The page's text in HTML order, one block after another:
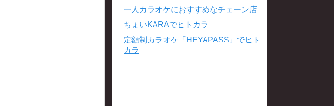
一人カラオケにおすすめなチェーン店
ちょいKARAでヒトカラ
定額制カラオケ「HEYAPASS」でヒト
カラ